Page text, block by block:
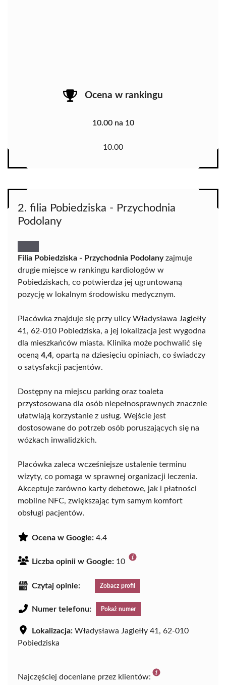
Ocena w rankingu
10.00 na 10
10.00
2. filia Pobiedziska - Przychodnia
Podolany
Filia Pobiedziska - Przychodnia Podolanyzajmuje
drugie miejsce w rankingu kardiologów w
Pobiedziskach, co potwierdza jej ugruntowaną
pozycję w lokalnym środowisku medycznym.
Placówka znajduje się przy ulicy Władysława Jagiełły
41, 62-010 Pobiedziska, a jej lokalizacja jest wygodna
dla mieszkańców miasta. Klinika może pochwalić się
oceną 4,4, opartą na dziesięciu opiniach, co świadczy
o satysfakcji pacjentów.
Dostępny na miejscu parking oraz toaleta
przystosowana dla osób niepełnosprawnych znacznie
ułatwiają korzystanie z usług. Wejście jest
dostosowane do potrzeb osób poruszających się na
wózkach inwalidzkich.
Placówka zaleca wcześniejsze ustalenie terminu
wizyty, co pomaga w sprawnej organizacji leczenia.
Akceptuje zarówno karty debetowe, jak i płatności
mobilne NFC, zwiększając tym samym komfort
obsługi pacjentów.
Ocena w Google: 4.4
Liczba opinii w Google: 10
Czytaj opinie: Zobacz profil
Numer telefonu: Pokaż numer
Lokalizacja: Władysława Jagiełły 41, 62-010
Pobiedziska
Najczęściej doceniane przez klientów: